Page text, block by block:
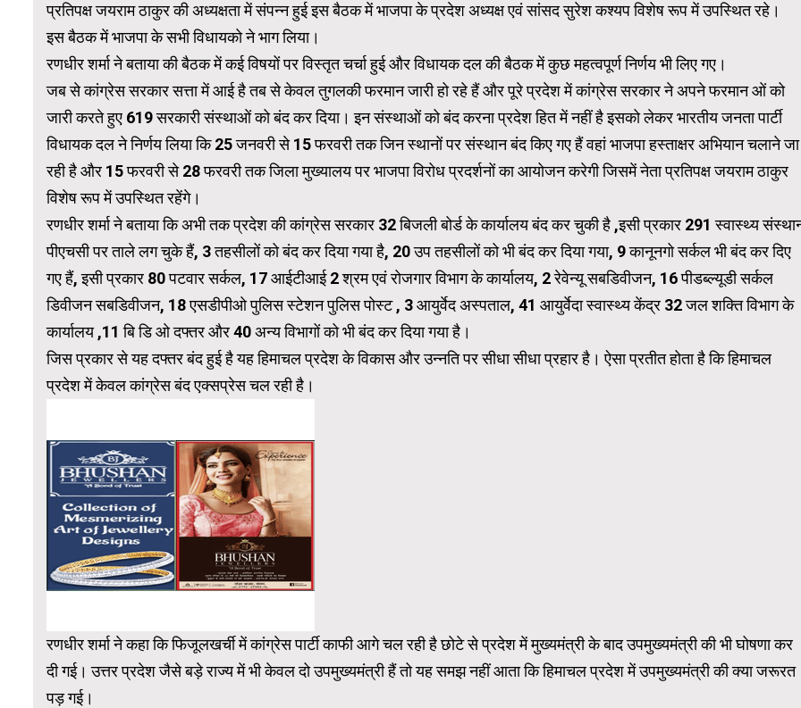
प्रतिपक्ष जयराम ठाकुर की अध्यक्षता में संपन्न हुई इस बैठक में भाजपा के प्रदेश अध्यक्ष एवं सांसद सुरेश कश्यप विशेष रूप में उपस्थित रहे।
इस बैठक में भाजपा के सभी विधायको ने भाग लिया।
रणधीर शर्मा ने बताया की बैठक में कई विषयों पर विस्तृत चर्चा हुई और विधायक दल की बैठक में कुछ महत्वपूर्ण निर्णय भी लिए गए।
जब से कांग्रेस सरकार सत्ता में आई है तब से केवल तुगलकी फरमान जारी हो रहे हैं और पूरे प्रदेश में कांग्रेस सरकार ने अपने फरमान ओं को
जारी करते हुए 619 सरकारी संस्थाओं को बंद कर दिया। इन संस्थाओं को बंद करना प्रदेश हित में नहीं है इसको लेकर भारतीय जनता पार्टी
विधायक दल ने निर्णय लिया कि 25 जनवरी से 15 फरवरी तक जिन स्थानों पर संस्थान बंद किए गए हैं वहां भाजपा हस्ताक्षर अभियान चलाने जा
रही है और 15 फरवरी से 28 फरवरी तक जिला मुख्यालय पर भाजपा विरोध प्रदर्शनों का आयोजन करेगी जिसमें नेता प्रतिपक्ष जयराम ठाकुर
विशेष रूप में उपस्थित रहेंगे।
रणधीर शर्मा ने बताया कि अभी तक प्रदेश की कांग्रेस सरकार 32 बिजली बोर्ड के कार्यालय बंद कर चुकी है ,इसी प्रकार 291 स्वास्थ्य
पीएचसी पर ताले लग चुके हैं, 3 तहसीलों को बंद कर दिया गया है, 20 उप तहसीलों को भी बंद कर दिया गया, 9 कानूनगो सर्कल भी बंद कर दिए
गए हैं, इसी प्रकार 80 पटवार सर्कल, 17 आईटीआई 2 श्रम एवं रोजगार विभाग के कार्यालय, 2 रेवेन्यू सबडिवीजन, 16 पीडब्ल्यूडी सर्कल
डिवीजन सबडिवीजन, 18 एसडीपीओ पुलिस स्टेशन पुलिस पोस्ट , 3 आयुर्वेद अस्पताल, 41 आयुर्वेदा स्वास्थ्य केंद्र 32 जल शक्ति विभाग के
कार्यालय ,11 बि डि ओ दफ्तर और 40 अन्य विभागों को भी बंद कर दिया गया है।
जिस प्रकार से यह दफ्तर बंद हुई है यह हिमाचल प्रदेश के विकास और उन्नति पर सीधा सीधा प्रहार है। ऐसा प्रतीत होता है कि हिमाचल
प्रदेश में केवल कांग्रेस बंद एक्सप्रेस चल रही है।
रणधीर शर्मा ने कहा कि फिजूलखर्ची में कांग्रेस पार्टी काफी आगे चल रही है छोटे से प्रदेश में मुख्यमंत्री के बाद उपमुख्यमंत्री की भी घोषणा कर
दी गई। उत्तर प्रदेश जैसे बड़े राज्य में भी केवल दो उपमुख्यमंत्री हैं तो यह समझ नहीं आता कि हिमाचल प्रदेश में उपमुख्यमंत्री की क्या जरूरत
पड़ गई।